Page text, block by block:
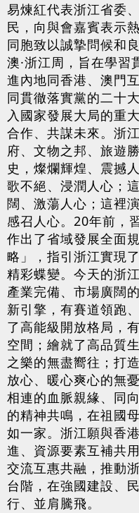
易煉紅代表浙江省委
民，向與會嘉賓表示
同胞致以誠摯問候和
澳·浙江周，旨在學習
進內地同香港、澳門
同貫徹落實黨的二十
入國家發展大局的重
合作、共謀未來。浙
府、文物之邦、旅遊
史，燦爛輝煌、震撼
歌不絕、浸潤人心；
闊、激蕩人心；這裡
感召人心。20年前，
作出了省域發展全面
略」，指引浙江實現
精彩蝶變。今天的浙
產業完備、市場廣闊
新引擎，有賽道領跑
了高能級開放格局，
空間；繪就了高品質
之樂的無盡嚮往；打
放心、暖心爽心的無
相連的血脈親緣、同
的精神共鳴，在祖國
如一家。浙江願與香
進、資源要素互補共
交流互惠共融，推動
台階，在強國建設、
行、並肩騰飛。